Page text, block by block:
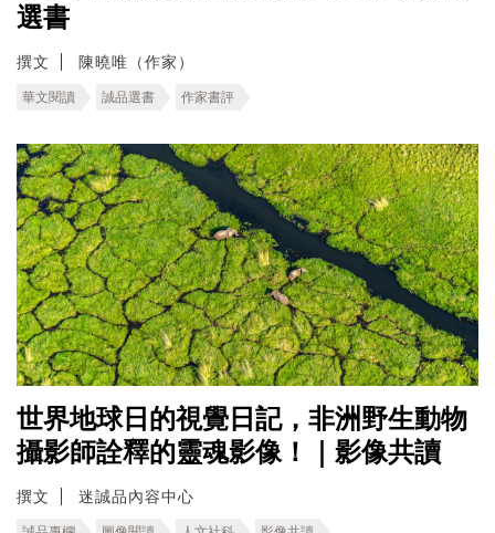
選書
撰文 陳曉唯（作家）
華文閱讀 誠品選書 作家書評
世界地球日的視覺日記，非洲野生動物
攝影師詮釋的靈魂影像！｜影像共讀
撰文 迷誠品內容中心